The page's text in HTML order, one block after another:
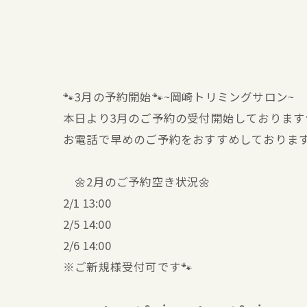
🐾3月の予約開始🐾~岡崎トリミングサロン~
本日より3月のご予約の受付開始しておりま
お電話で早めのご予約をおすすめしておりま
🌼2月のご予約空き状況🌼
2/1 13:00
2/5 14:00
2/6 14:00
※ご新規様受付可です🐾